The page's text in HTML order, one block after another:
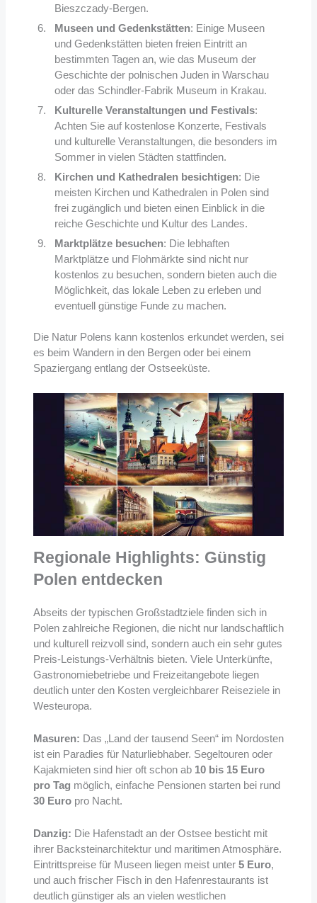
Bieszczady-Bergen.
Museen und Gedenkstätten: Einige Museen
und Gedenkstätten bieten freien Eintritt an
bestimmten Tagen an, wie das Museum der
Geschichte der polnischen Juden in Warschau
oder das Schindler-Fabrik Museum in Krakau.
Kulturelle Veranstaltungen und Festivals:
Achten Sie auf kostenlose Konzerte, Festivals
und kulturelle Veranstaltungen, die besonders im
Sommer in vielen Städten stattfinden.
Kirchen und Kathedralen besichtigen: Die
meisten Kirchen und Kathedralen in Polen sind
frei zugänglich und bieten einen Einblick in die
reiche Geschichte und Kultur des Landes.
Marktplätze besuchen: Die lebhaften
Marktplätze und Flohmärkte sind nicht nur
kostenlos zu besuchen, sondern bieten auch die
Möglichkeit, das lokale Leben zu erleben und
eventuell günstige Funde zu machen.
Die Natur Polens kann kostenlos erkundet werden, sei
es beim Wandern in den Bergen oder bei einem
Spaziergang entlang der Ostseeküste.
Regionale Highlights: Günstig
Polen entdecken
Abseits der typischen Großstadtziele finden sich in
Polen zahlreiche Regionen, die nicht nur landschaftlich
und kulturell reizvoll sind, sondern auch ein sehr gutes
Preis-Leistungs-Verhältnis bieten. Viele Unterkünfte,
Gastronomiebetriebe und Freizeitangebote liegen
deutlich unter den Kosten vergleichbarer Reiseziele in
Westeuropa.
Masuren: Das „Land der tausend Seen“ im Nordosten
ist ein Paradies für Naturliebhaber. Segeltouren oder
Kajakmieten sind hier oft schon ab 10 bis 15 Euro
pro Tag möglich, einfache Pensionen starten bei rund
30 Europro Nacht.
Danzig: Die Hafenstadt an der Ostsee besticht mit
ihrer Backsteinarchitektur und maritimen Atmosphäre.
Eintrittspreise für Museen liegen meist unter 5 Euro,
und auch frischer Fisch in den Hafenrestaurants ist
deutlich günstiger als an vielen westlichen